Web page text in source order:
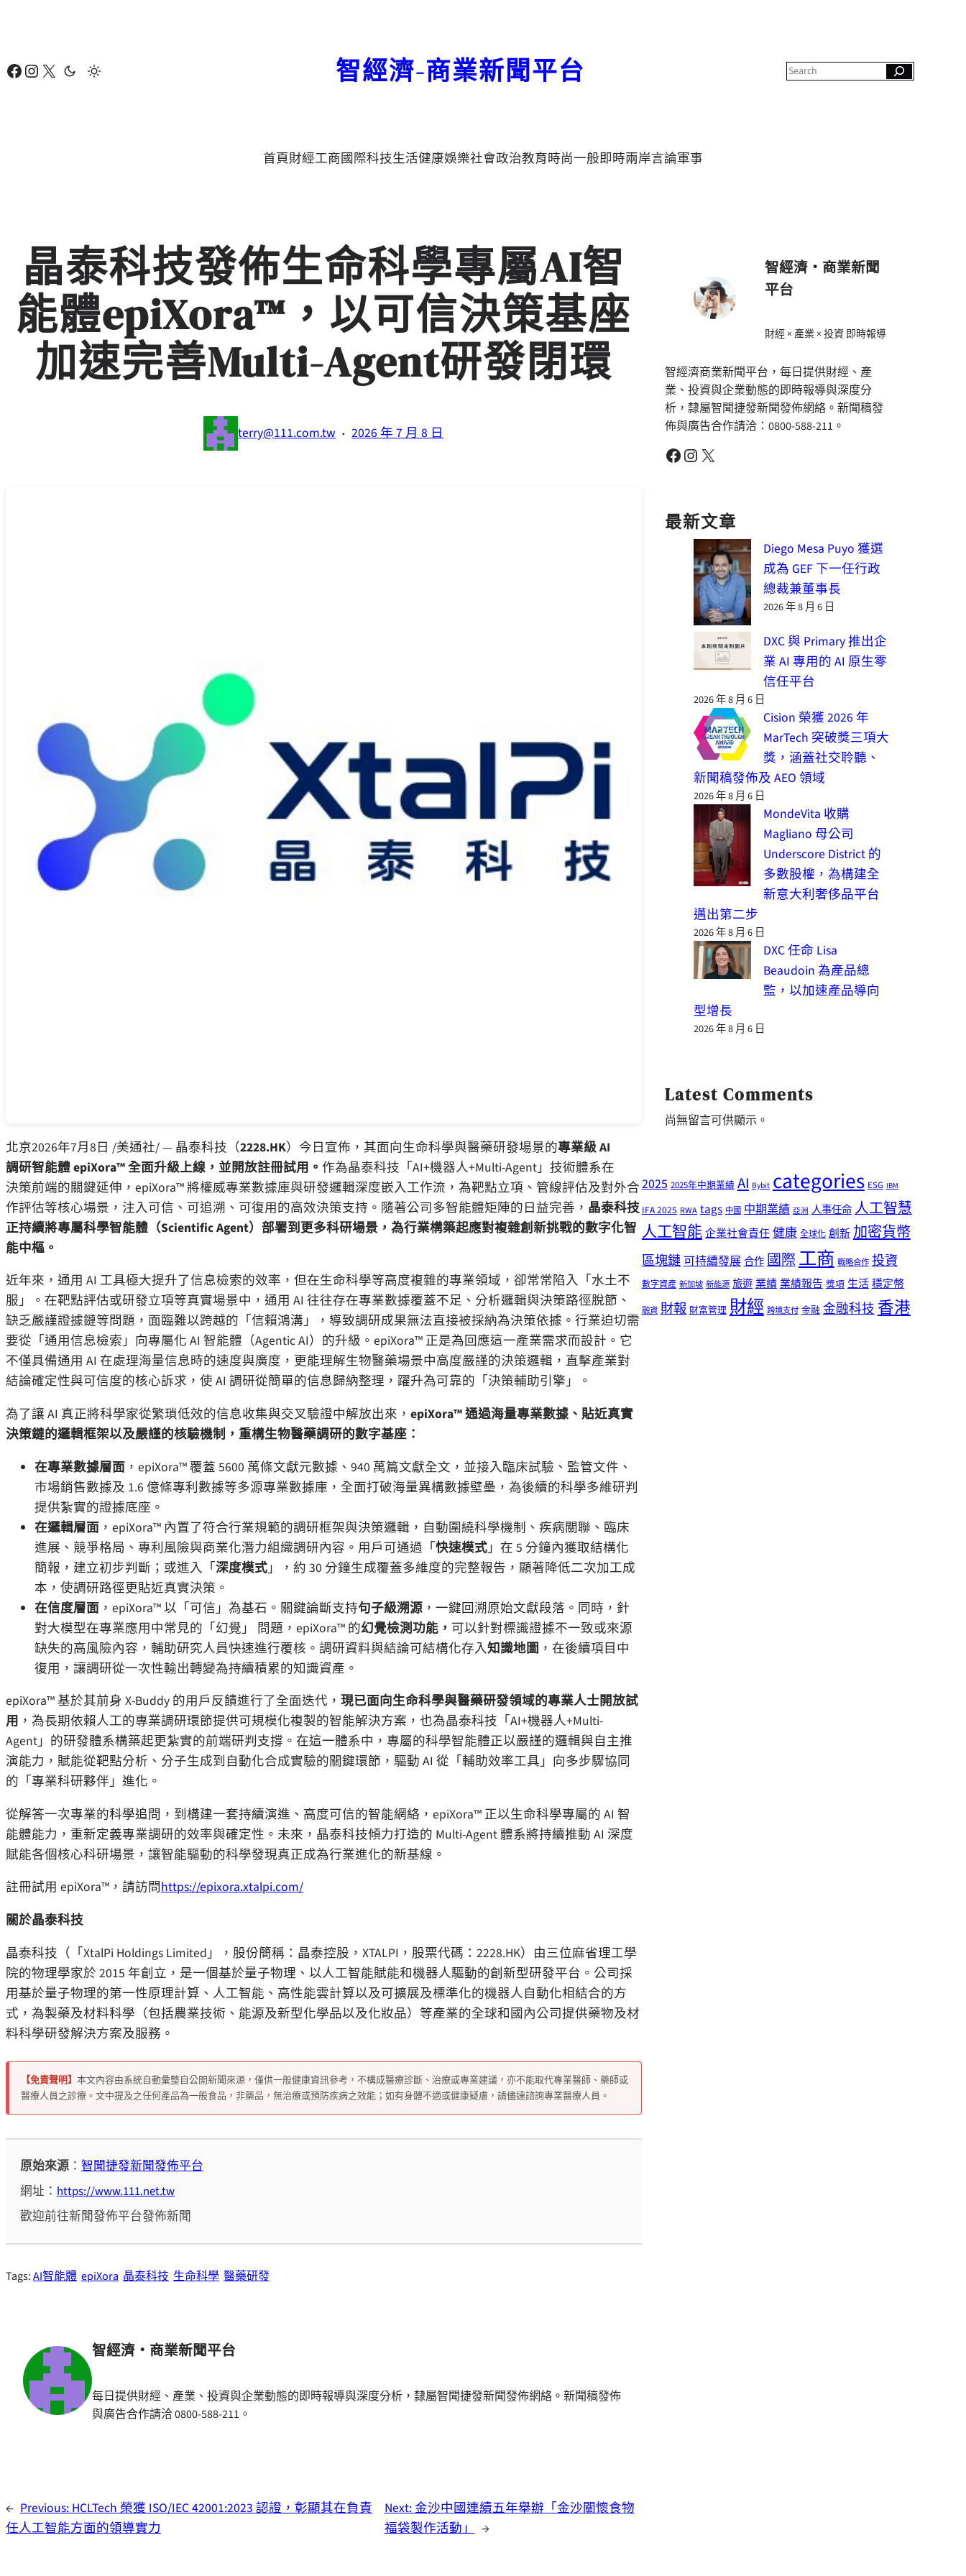
要
Facebook Instagram X 智經濟-商業新聞平台
c
首頁財經工商國際科技生活健康娛樂社會政治教育時尚一般即時兩岸言論軍事
晶泰科技發佈生命科學專屬AI智
能體epiXora™，以可信決策基座
加速完善Multi-Agent研發閉環
terry@111.com.tw · 2026 年 7 月 8 日
北京2026年7月8日 /美通社/ — 晶泰科技（2228.HK）今日宣佈，其面向生命科學與醫藥研發場景的專業級AI
調研智能體epiXora™全面升級上線，並開放註冊試用。 作為晶泰科技 「AI+機器人+Multi-Agent」 技術體系在
決策前端的關鍵延伸， epiXora™將權威專業數據庫與研發邏輯深度嵌入工作流，為靶點立項、管線評估及對外合
作評估等核心場景，注入可信、可追溯、可復用的高效決策支持。隨著公司多智能體矩陣的日益完善， 晶泰科技
正持續將專屬科學智能體（Scientific Agent）部署到更多科研場景，為行業構築起應對複雜創新挑戰的數字化智
能中樞。
近年來，通用 AI 工具極大提升了信息檢索的效率，但在生命科學等高度複雜的專業領域，卻常常陷入 「水土不
服」 。在靶點評估或研發立項等真實場景中，通用 AI 往往存在專業數據覆蓋不足、分析邏輯與決策路徑脫節、
缺乏嚴謹證據鏈等問題，面臨難以跨越的 「信賴鴻溝」
，導致調研成果無法直接被採納為決策依據。行業迫切需
要從 「通用信息檢索」 向專屬化 AI 智能體（Agentic AI）的升級。 epiXora™ 正是為回應這一產業需求而設計。它
不僅具備通用 AI 在處理海量信息時的速度與廣度，更能理解生物醫藥場景中高度嚴謹的決策邏輯，直擊產業對
結論確定性與可信度的核心訴求，使 AI 調研從簡單的信息歸納整理，躍升為可靠的 「決策輔助引擎」
。
為了讓 AI 真正將科學家從繁瑣低效的信息收集與交叉驗證中解放出來， epiXora™通過海量專業數據、貼近真實
決策鏈的邏輯框架以及嚴謹的核驗機制，重構生物醫藥調研的數字基座：
在專業數據層面 ，epiXora™覆蓋 5600 萬條文獻元數據、 940 萬篇文獻全文，並接入臨床試驗、監管文件、
市場銷售數據及 1.6 億條專利數據等多源專業數據庫，全面打破海量異構數據壁壘，為後續的科學多維研判
提供紮實的證據底座。
在邏輯層面 ，epiXora™ 內置了符合行業規範的調研框架與決策邏輯，自動圍繞科學機制、疾病關聯、臨床
進展、競爭格局、專利風險與商業化潛力組織調研內容。用戶可通過 「快速模式」 在 5 分鐘內獲取結構化
簡報，建立初步判斷；或進入 「深度模式」 ，約 30 分鐘生成覆蓋多維度的完整報告，顯著降低二次加工成
本，使調研路徑更貼近真實決策。
在信度層面 ，epiXora™以 「可信」 為基石。關鍵論斷支持句子級溯源 ，一鍵回溯原始文獻段落。同時，針
對大模型在專業應用中常見的 「幻覺」 問題， epiXora™ 的幻覺檢測功能， 可以針對標識證據不一致或來源
缺失的高風險內容，輔助研究人員快速進行覆核。調研資料與結論可結構化存入知識地圖 ，在後續項目中
復用，讓調研從一次性輸出轉變為持續積累的知識資產。
epiXora™基於其前身 X-Buddy 的用戶反饋進行了全面迭代， 現已面向生命科學與醫藥研發領域的專業人士開放試
用 ，為長期依賴人工的專業調研環節提供可規模化複製的智能解決方案，也為晶泰科技 「AI+機器人+Multi-
Agent」 的研發體系構築起更紮實的前端研判支撐。在這一體系中，專屬的科學智能體正以嚴謹的邏輯與自主推
演能力，賦能從靶點分析、分子生成到自動化合成實驗的關鍵環節，驅動 AI 從 「輔助效率工具」 向多步驟協同
的 「專業科研夥伴」 進化。
從解答一次專業的科學追問，到構建一套持續演進、高度可信的智能網絡， epiXora™ 正以生命科學專屬的 AI 智
能體能力，重新定義專業調研的效率與確定性。未來，晶泰科技傾力打造的 Multi-Agent 體系將持續推動 AI 深度
賦能各個核心科研場景，讓智能驅動的科學發現真正成為行業進化的新基線。
註冊試用 epiXora™，請訪問https://epixora.xtalpi.com/
關於晶泰科技
晶泰科技（「XtalPi Holdings Limited」，股份簡稱：晶泰控股，XTALPI，股票代碼：2228.HK）由三位麻省理工學
院的物理學家於 2015 年創立，是一個基於量子物理、以人工智能賦能和機器人驅動的創新型研發平台。公司採
用基於量子物理的第一性原理計算、人工智能、高性能雲計算以及可擴展及標準化的機器人自動化相結合的方
式，為製藥及材料科學（包括農業技術、能源及新型化學品以及化妝品）等產業的全球和國內公司提供藥物及材
料科學研發解決方案及服務。
【免責聲明】 本文內容由系統自動彙整自公開新聞來源，僅供一般健康資訊參考，不構成醫療診斷、治療或專業建議，亦不能取代專業醫師、藥師或
醫療人員之診療。文中提及之任何產品為一般食品，非藥品，無治療或預防疾病之效能；如有身體不適或健康疑慮，請儘速諮詢專業醫療人員。
原始來源 ：智聞捷發新聞發佈平台
網址：https://www.111.net.tw
歡迎前往新聞發佈平台發佈新聞
Tags:AI智能體 epiXora 晶泰科技 生命科學 醫藥研發
智經濟・商業新聞平台
每日提供財經、產業、投資與企業動態的即時報導與深度分析，隸屬智聞捷發新聞發佈網絡。新聞稿發佈
與廣告合作請洽 0800-588-211。
← Previous:HCLTech 榮獲 ISO/IEC 42001:2023 認證，彰顯其在負責
任人工智能方面的領導實力
Next:金沙中國連續五年舉辦「金沙關懷食物
福袋製作活動」 →
智經濟・商業新聞
平台
財經 × 產業 × 投資 即時報導
智經濟商業新聞平台，每日提供財經、產
業、投資與企業動態的即時報導與深度分
析，隸屬智聞捷發新聞發佈網絡。新聞稿發
佈與廣告合作請洽：0800-588-211。
Facebook Instagram X
最新文章
Diego Mesa Puyo 獲選
成為 GEF 下一任行政
總裁兼董事長
2026 年 8 月 6 日
DXC 與 Primary 推出企
業 AI 專用的 AI 原生零
信任平台
2026 年 8 月 6 日
Cision 榮獲 2026 年
MarTech 突破獎三項大
獎，涵蓋社交聆聽、
新聞稿發佈及 AEO 領域
2026 年 8 月 6 日
MondeVita 收購
Magliano 母公司
Underscore District 的
多數股權，為構建全
新意大利奢侈品平台
邁出第二步
2026 年 8 月 6 日
DXC 任命 Lisa
Beaudoin 為產品總
監，以加速產品導向
型增長
2026 年 8 月 6 日
Latest Comments
尚無留言可供顯示。
2025 2025年中期業績 AI Bybit categories ESG IBM
IFA 2025 RWA tags 中國 中期業績 亞洲 人事任命人工智慧
人工智能企業社會責任健康 全球化 創新 加密貨幣
區塊鏈可持續發展合作國際工商 戰略合作 投資
數字資產 新加坡 新能源 旅遊業績業績報告 獎項 生活穩定幣
融資 財報 財富管理 財經 跨境支付 金融 金融科技香港